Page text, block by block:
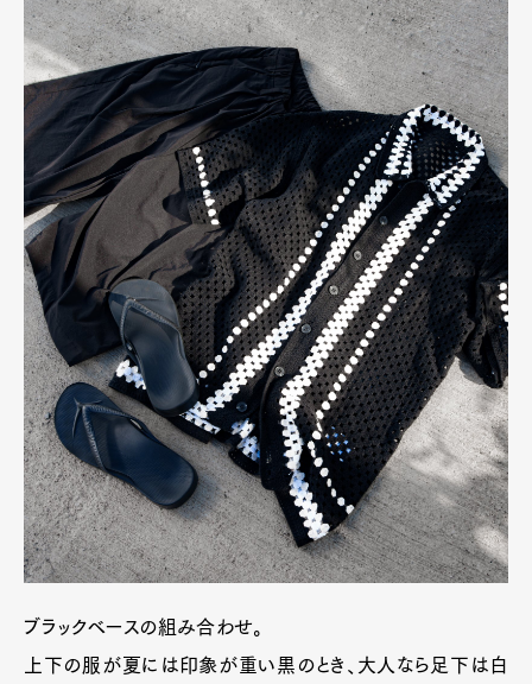
ブラックベースの組み合わせ。
上下の服が夏には印象が重い黒のとき、大人なら足下は白